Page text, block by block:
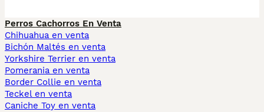
Perros Cachorros En Venta
Chihuahua en venta
Bichón Maltés en venta
Yorkshire Terrier en venta
Pomerania en venta
Border Collie en venta
Teckel en venta
Caniche Toy en venta